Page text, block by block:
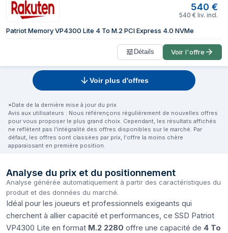
540 €
540 € liv. incl.
Patriot Memory VP4300 Lite 4 To M.2 PCI Express 4.0 NVMe
Détails Voir l'offre
Voir plus d'offres
*Date de la dernière mise à jour du prix
Avis aux utilisateurs : Nous référençons régulièrement de nouvelles offres
pour vous proposer le plus grand choix. Cependant, les résultats affichés
ne reflètent pas l'intégralité des offres disponibles sur le marché. Par
défaut, les offres sont classées par prix, l'offre la moins chère
apparaissant en première position.
Analyse du prix et du positionnement
Analyse générée automatiquement à partir des caractéristiques du
produit et des données du marché.
Idéal pour les joueurs et professionnels exigeants qui
cherchent à allier capacité et performances, ce SSD Patriot
VP4300 Lite en format M.2 2280 offre une capacité de 4 To